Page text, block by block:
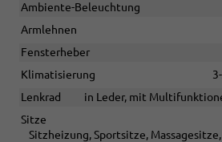
Ambiente-Beleuchtung
Armlehnen
Fensterheber
Klimatisierung
Lenkrad
in Leder, mit
Sitze
Sitzheizung, Sportsitze,